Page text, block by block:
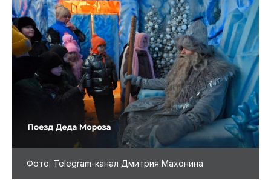
Фото: Telegram-канал Дмитрия Махонина